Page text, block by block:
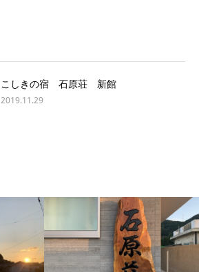
こしきの宿 石原荘 新館
2019.11.29